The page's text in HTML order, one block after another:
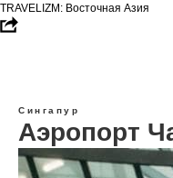
TRAVELIZM: Восточная Азия
Сингапур
Аэропорт